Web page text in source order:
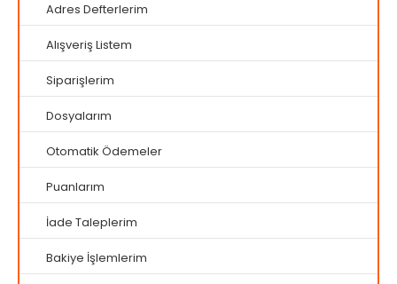
Adres Defterlerim
Alışveriş Listem
Siparişlerim
Dosyalarım
Otomatik Ödemeler
Puanlarım
İade Taleplerim
Bakiye İşlemlerim